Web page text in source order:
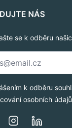
NÁS
se k odběru
k odběru
osobních